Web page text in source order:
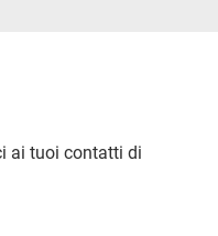
ai tuoi contatti di